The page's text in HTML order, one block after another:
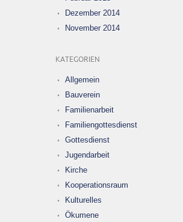
Dezember 2014
November 2014
KATEGORIEN
Allgemein
Bauverein
Familienarbeit
Familiengottesdienst
Gottesdienst
Jugendarbeit
Kirche
Kooperationsraum
Kulturelles
Ökumene